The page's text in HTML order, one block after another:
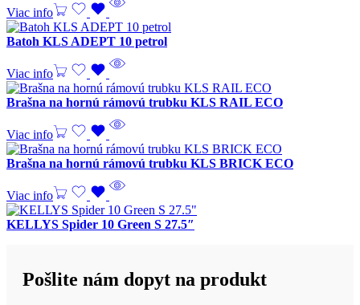
Viac info
Batoh KLS ADEPT 10 petrol
Viac info
Brašna na hornú rámovú trubku KLS RAIL ECO
Viac info
Brašna na hornú rámovú trubku KLS BRICK ECO
Viac info
KELLYS Spider 10 Green S 27.5″
Pošlite nám dopyt na produkt